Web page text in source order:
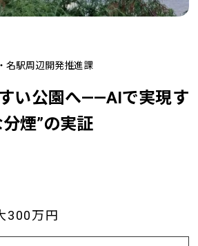
名駅周辺開発推進課
い公園へ——AIで実現す
煙”の実証
300万円